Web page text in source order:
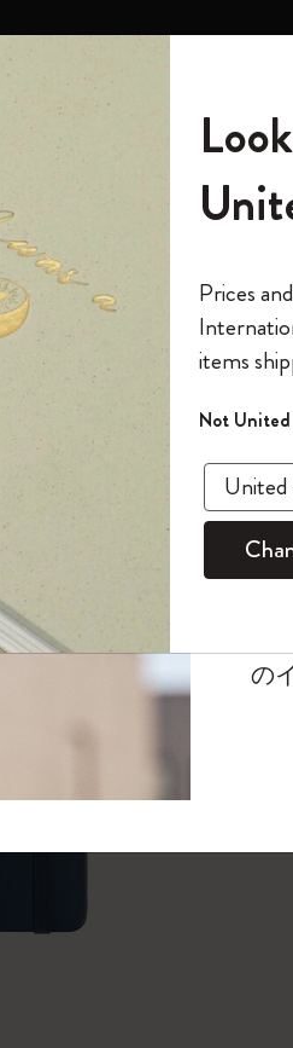
ノートブック
The Original Notebook
ミニノートブックチャーム
カイエ ＆ ジャーナル
セット
パッションジャーナル
スチューデントカイエジャーナル
ダイアリー
パーソナル・ダイアリー
12カ月ダイアリー
15ヶ月プランナー
ウィークリープランナー
デイリープランナー
マンスリープランナー
ライフプランナー・コレクション
すべて見る
スマートライティング・システム
モレスキンスマートスマートとは
アプリ・サービス
モレスキンスマート
Blackwing x モレスキン
Kaweco x モレスキン
ペン & ペンシル
Reframe サングラス
ムーミン コレクション
キム・ジョンギコレクション
「Alice's Adventures in Wonderland
『ロード・オブ・ザ・リング』
カラーパターン ノートブック
サクラコレクション
馬年コレクション
キム・ジョンギコレクション
Impressions of Impressionism コレク
ン
カサ・バトリョ 限定版コレクシ
ゴッホ美術館
すべて見る
バックパック
限定版バックパック
Shopper paper – made Collection
アートを愛する方への贈り物
プロフェッショナルへの贈り物
ミニマリストへの贈り物
マキシマリストへの贈り物
健康を愛する方への贈り物です
趣味を愛する方へのギフト
カントリー・テーマ・ピンズ・コ
ション
プライドをいつも胸に
Mardi Mercredi × モレスキン
スマートライティング・システム
スマートノートブック
スマートダイアリー
Notes
モレスキン Journal
モレスキン Planner
パーソナライズサ
ービス
サブカテゴリ
リー
送料無料
セス
ェック
モレ
*メ
*パ
こ
6,500円以上のご購入で送料
スケッチブック
「
回
ま
の
Prices
items
Not United